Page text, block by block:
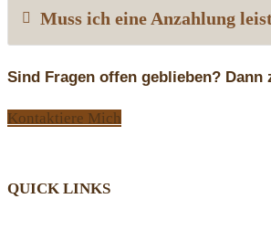
Muss ich eine Anzahlung
Sind Fragen offen geblieben?
Kontaktiere Mich
QUICK LINKS